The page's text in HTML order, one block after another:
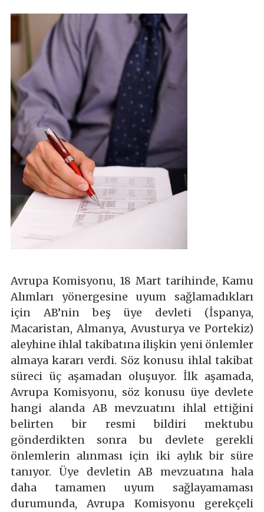
Avrupa Komisyonu, 18 Mart tarihinde, Kamu
Alımları yönergesine uyum sağlamadıkları
için AB’nin beş üye devleti (İspanya,
Macaristan, Almanya, Avusturya ve Portekiz)
aleyhine ihlal takibatına ilişkin yeni önlemler
almaya kararı verdi. Söz konusu ihlal takibat
süreci üç aşamadan oluşuyor. İlk aşamada,
Avrupa Komisyonu, söz konusu üye devlete
hangi alanda AB mevzuatını ihlal ettiğini
belirten bir resmi bildiri mektubu
gönderdikten sonra bu devlete gerekli
önlemlerin alınması için iki aylık bir süre
tanıyor. Üye devletin AB mevzuatına hala
daha tamamen uyum sağlayamaması
durumunda, Avrupa Komisyonu gerekçeli